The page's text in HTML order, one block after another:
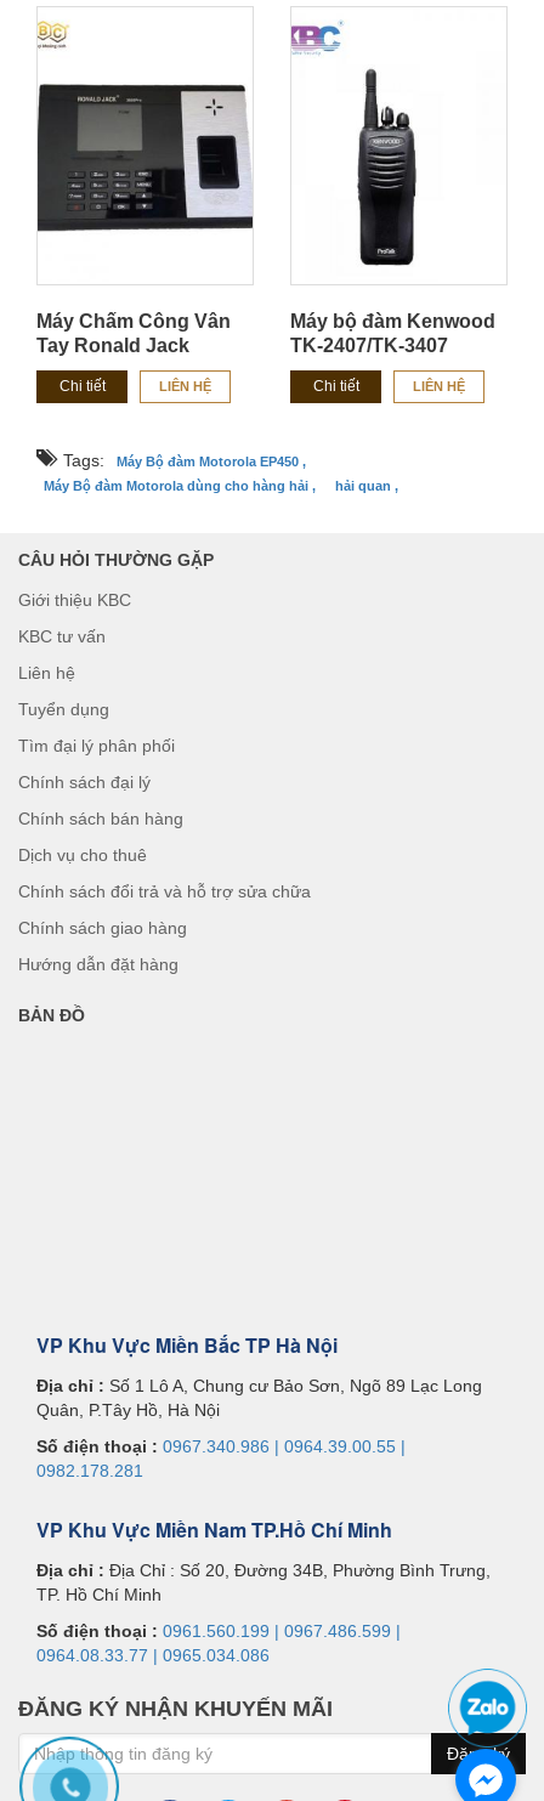
Máy Chấm Công Vân
Tay Ronald Jack
RJ3800
Chi tiết LIÊN HỆ
Máy bộ đàm Kenwood
TK-2407/TK-3407
Chi tiết LIÊN HỆ
Tags:
Máy Bộ đàm Motorola EP450 ,
Máy Bộ đàm Motorola dùng cho hàng hải ,
hải quan ,
CÂU HỎI THƯỜNG GẶP
Giới thiệu KBC
KBC tư vấn
Liên hệ
Tuyển dụng
Tìm đại lý phân phối
Chính sách đại lý
Chính sách bán hàng
Dịch vụ cho thuê
Chính sách đổi trả và hỗ trợ sửa chữa
Chính sách giao hàng
Hướng dẫn đặt hàng
BẢN ĐỒ
VP Khu Vực Miền Bắc TP Hà Nội
Địa chỉ : Số 1 Lô A, Chung cư Bảo Sơn, Ngõ 89 Lạc Long
Quân, P.Tây Hồ, Hà Nội
Số điện thoại : 0967.340.986 | 0964.39.00.55 |
0982.178.281
VP Khu Vực Miền Nam TP.Hồ Chí Minh
Địa chỉ : Địa Chỉ : Số 20, Đường 34B, Phường Bình Trưng,
TP. Hồ Chí Minh
Số điện thoại : 0961.560.199 | 0967.486.599 |
0964.08.33.77 | 0965.034.086
ĐĂNG KÝ NHẬN KHUYẾN MÃI